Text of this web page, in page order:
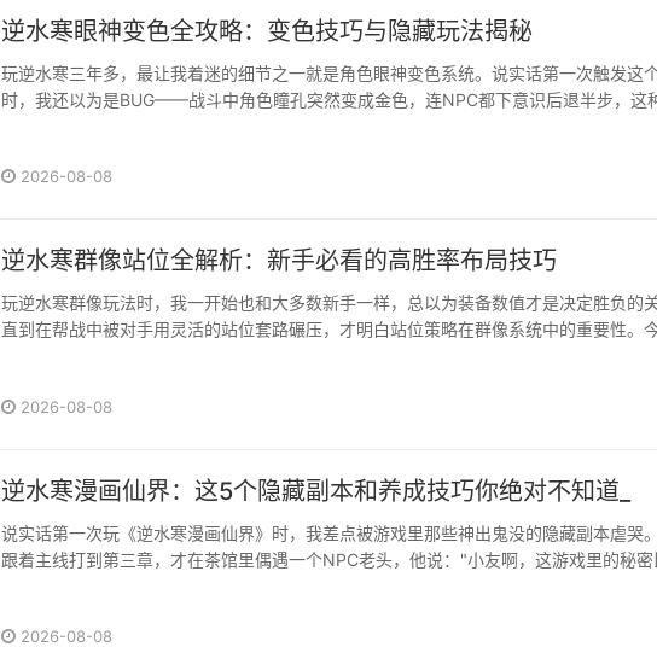
逆水寒眼神变色全攻略：变色技巧与隐藏玩法揭秘
玩逆水寒三年多，最让我着迷的细节之一就是角色眼神变色系统。说实话第一次触发这
时，我还以为是BUG——战斗中角色瞳孔突然变成金色，连NPC都下意识后退半步，这
机关术激活时瞳孔会泛机械蓝光装备特效叠加：当武器+饰品的"灵韵"···
2026-08-08
逆水寒群像站位全解析：新手必看的高胜率布局技巧
玩逆水寒群像玩法时，我一开始也和大多数新手一样，总以为装备数值才是决定胜负的关
直到在帮战中被对手用灵活的站位套路碾压，才明白站位策略在群像系统中的重要性。
2026-08-08
逆水寒漫画仙界：这5个隐藏副本和养成技巧你绝对不知道_
说实话第一次玩《逆水寒漫画仙界》时，我差点被游戏里那些神出鬼没的隐藏副本虐哭
跟着主线打到第三章，才在茶馆里偶遇一个NPC老头，他说："小友啊，这游戏里的秘密
2026-08-08